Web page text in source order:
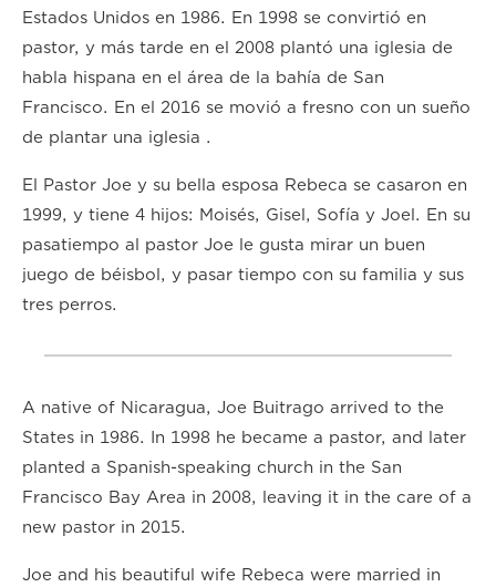
Estados Unidos en 1986. En 1998 se convirtió en
pastor, y más tarde en el 2008 plantó una iglesia de
habla hispana en el área de la bahía de San
Francisco. En el 2016 se movió a fresno con un sueño
de plantar una iglesia .
El Pastor Joe y su bella esposa Rebeca se casaron en
1999, y tiene 4 hijos: Moisés, Gisel, Sofía y Joel. En su
pasatiempo al pastor Joe le gusta mirar un buen
juego de béisbol, y pasar tiempo con su familia y sus
tres perros.
A native of Nicaragua, Joe Buitrago arrived to the
States in 1986. In 1998 he became a pastor, and later
planted a Spanish-speaking church in the San
Francisco Bay Area in 2008, leaving it in the care of a
new pastor in 2015.
Joe and his beautiful wife Rebeca were married in